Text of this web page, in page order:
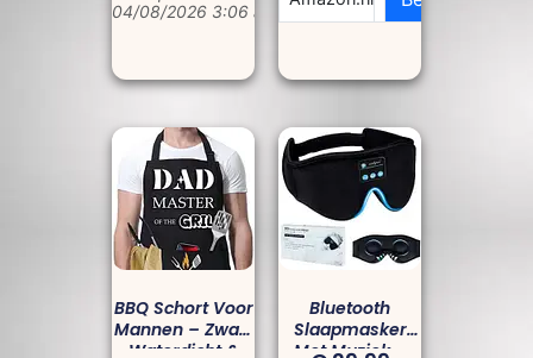
04/08/2026 3:06 am
BBQ Schort Voor
Mannen – Zwart
Waterdicht &
Bluetooth
Slaapmasker
Met Muziek –